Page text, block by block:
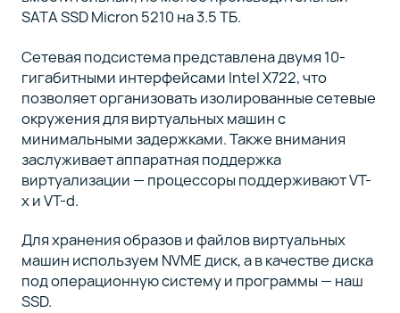
SATA SSD Micron 5210 на 3.5 ТБ.
Сетевая подсистема представлена двумя 10-
гигабитными интерфейсами Intel X722, что
позволяет организовать изолированные сетевые
окружения для виртуальных машин с
минимальными задержками. Также внимания
заслуживает аппаратная поддержка
виртуализации — процессоры поддерживают VT-
x и VT-d.
Для хранения образов и файлов виртуальных
машин используем NVME диск, а в качестве диска
под операционную систему и программы — наш
SSD.